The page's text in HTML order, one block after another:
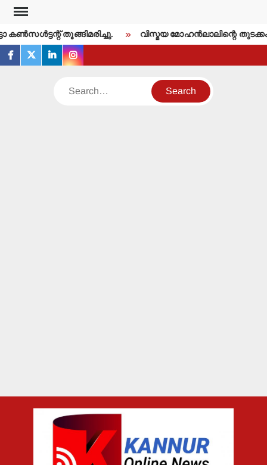
Skip
content
കണ്‍സള്‍ട്ടന്റ് തൂങ്ങിമരിച്ചു. വിസ്മയ മോഹന്‍ലാലിന്റെ തുടക്കം
facebook
twitterlinkedininstagram
Search